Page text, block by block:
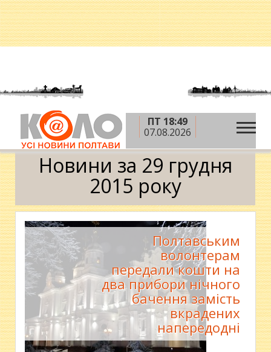
ПТ 18:49
07.08.2026
Головна » 2015 рік » грудень »29 грудня
Календар
Новини за 29 грудня
2015 року
Полтавським
волонтерам
передали кошти на
два прибори нічного
бачення замість
вкрадених
напередодні